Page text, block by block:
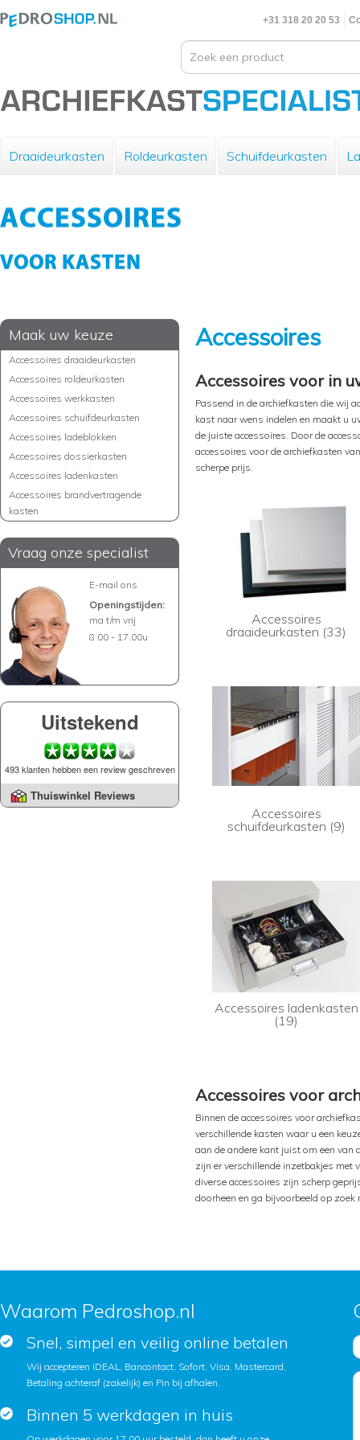
+31 318 20 20 53
Draaideurkasten Roldeurkasten Schuifdeurkasten
Maak uw keuze
Accessoires draaideurkasten
Accessoires roldeurkasten
Accessoires werkkasten
Accessoires schuifdeurkasten
Accessoires ladeblokken
Accessoires dossierkasten
Accessoires ladenkasten
Accessoires brandvertragende
kasten
Vraag onze specialist
E-mail ons
Openingstijden:
ma t/m vrij
8.00 - 17.00u
Uitstekend
493 klanten hebben een review geschreven
Thuiswinkel Reviews
Accessoires
Accessoires voor in
Passend in de archiefkasten die wij
kast naar wens indelen en maakt u
de juiste accessoires. Door de
accessoires voor de archiefkasten
scherpe prijs.
Accessoires
draaideurkasten (33)
Accessoires
schuifdeurkasten (9)
Accessoires ladenkasten
(19)
Accessoires voor
Binnen de accessoires voor
verschillende kasten waar u een
aan de andere kant juist om een van
zijn er verschillende inzetbakjes met
diverse accessoires zijn scherp
doorheen en ga bijvoorbeeld op
Waarom Pedroshop.nl
Snel, simpel en veilig online betalen
Wij accepteren iDEAL, Bancontact, Sofort, Visa, Mastercard,
Betaling achteraf (zakelijk) en Pin bij afhalen.
Binnen 5 werkdagen in huis